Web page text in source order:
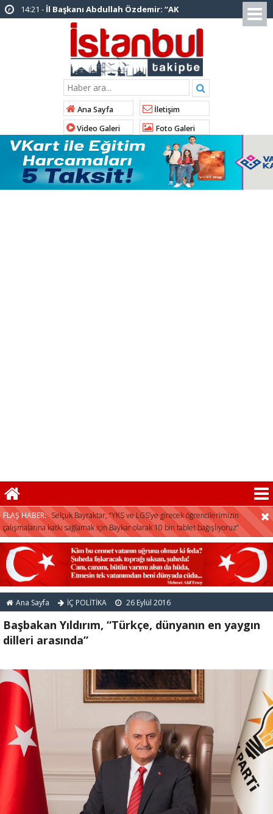
14:20 - Şadi Yazıcı, “Silivri’den alınan talimatla
hakkımda karalama kampanyası yürütülüyor”
AK Parti’ye katılan ilçe belediye
başkanlarından İl Başkanı Özdemir’e ziyaret
Tuzla Belediye Başkanı Eren Ali
Bingöl’den İBB’ye tepki
İstanbul Emniyet Müdürlüğünden
“Gök Kubbe’de, Mavi Vatan’da, Şanlı Topraklarda:
İstanbul Emniyeti Her Yerde” paylaşımı
19:26 -Çekmeköy Belediye Başkanı Orhan
Çerkez AK Parti’ye katıldı
Ana Sayfa
İletişim
Video Galeri
Foto Galeri
FLAŞ HABER: Selçuk Bayraktar, “YKS ve LGS’ye girecek öğrencilerimizin
çalışmalarına katkı sağlamak için Baykar olarak 10 bin tablet bağışlıyoruz”
Ana Sayfa İÇ POLİTİKA 26 Eylül 2016
Başbakan Yıldırım, “Türkçe, dünyanın en yaygın
dilleri arasında”